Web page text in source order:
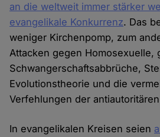
an die weltweit immer stärker
evangelikale Konkurrenz. Das
weniger Kirchenpomp, zum
Attacken gegen Homosexuelle,
Schwangerschaftsabbrüche,
Evolutionstheorie und die
Verfehlungen der
In evangelikalen Kreisen seien